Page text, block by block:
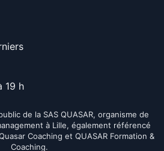
19 h
de la SAS QUASAR, organisme de
à Lille, également référencé
Coaching et QUASAR Formation &
Coaching.